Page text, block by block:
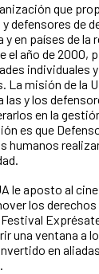
que
defensores de
y en países de la
el año de 2000,
individuales
misión de la
las y los
en la
es que
humanos
le aposto al
los derechos
una ventana a
en